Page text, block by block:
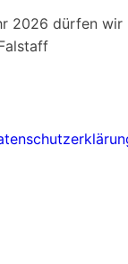
2026 dürfen wir